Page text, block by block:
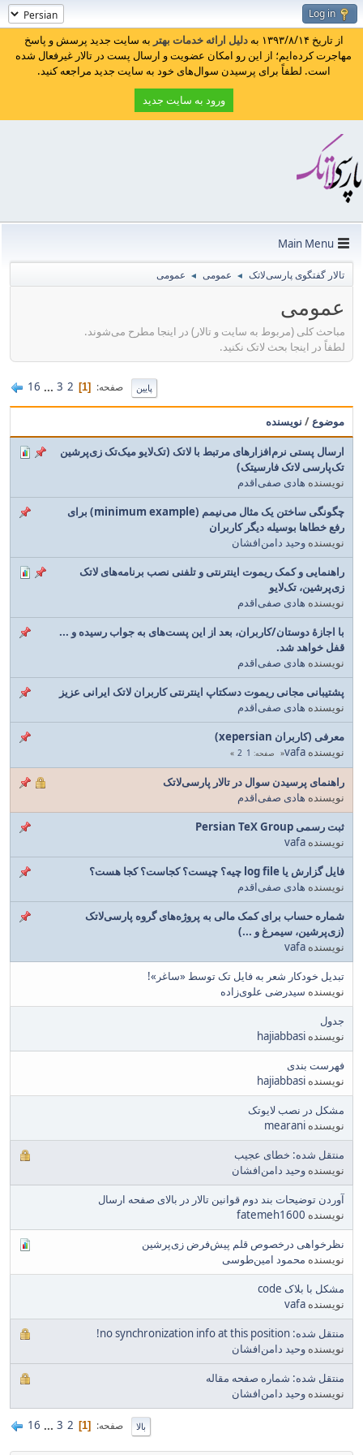
Log in
از تاریخ ۱۳۹۳/۸/۱۴ به دلیل ارائه خدمات بهتر به سایت جدید پرسش و پاسخ
مهاجرت کرده‌ایم؛ از این رو امکان عضویت و ارسال پست در تالار غیرفعال شده
است. لطفاً برای پرسیدن سوال‌های خود به سایت جدید مراجعه کنید.
ورود به سایت جدید
Main Menu
تالار گفتگوی پارسی‌لاتک ◄ عمومی ◄ عمومی
عمومی
مباحث کلی (مربوط به سایت و تالار) در اینجا مطرح می‌شوند.
لطفاً در اینجا بحث لاتک نکنید.
پایین صفحه 1
2
3
...
16
موضوع / نویسنده
ارسال پستی نرم‌افزارهای مرتبط با لاتک (تک‌لایو میک‌تک زی‌پرشین
تک‌پارسی لاتک فارسیتک)
نویسنده هادی صفی‌اقدم
چگونگی ساختن یک مثال می‌نیمم (minimum example) برای
رفع خطاها بوسیله دیگر کاربران
نویسنده وحید دامن‌افشان
راهنمایی و کمک ریموت اینترنتی و تلفنی نصب برنامه‌های لاتک
زی‌پرشین، تک‌لایو
نویسنده هادی صفی‌اقدم
با اجازهٔ دوستان/کاربران، بعد از این پست‌های به جواب رسیده و ...
قفل خواهد شد.
نویسنده هادی صفی‌اقدم
پشتیبانی مجانی ریموت دسکتاپ اینترنتی کاربران لاتک ایرانی عزیز
نویسنده هادی صفی‌اقدم
معرفی (کاربران xepersian)
نویسنده vafa صفحه 1
2
راهنمای پرسیدن سوال در تالار پارسی‌لاتک
نویسنده هادی صفی‌اقدم
ثبت رسمی Persian TeX Group
نویسنده vafa
فایل گزارش یا log file چیه؟ چیست؟ کجاست؟ کجا هست؟
نویسنده هادی صفی‌اقدم
شماره حساب برای کمک مالی به پروژه‌های گروه پارسی‌لاتک
(زی‌پرشین، سیمرغ و ...)
نویسنده vafa
تبدیل خودکار شعر به فایل تک توسط ‎«ساغر»!‏
نویسنده سیدرضی علوی‌زاده
جدول
نویسنده hajiabbasi
فهرست بندی
نویسنده hajiabbasi
مشکل در نصب لایوتک
نویسنده mearani
منتقل شده: خطای عجیب
نویسنده وحید دامن‌افشان
آوردن توضیحات بند دوم قوانین تالار در بالای صفحه ارسال
نویسنده fatemeh1600
نظرخواهی درخصوص قلم پیش‌فرض زی‌پرشین
نویسنده محمود امین‌طوسی
مشکل با بلاک code
نویسنده vafa
منتقل شده: no synchronization info at this position!
نویسنده وحید دامن‌افشان
منتقل شده: شماره صفحه مقاله
نویسنده وحید دامن‌افشان
بالا صفحه 1
2
3
...
16